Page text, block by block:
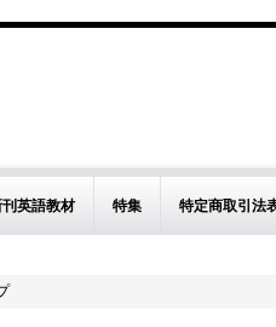
刊英語教材 特集 特定商取引法